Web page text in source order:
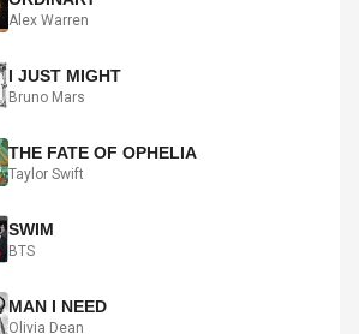
Alex Warren
I JUST MIGHT
Bruno Mars
THE FATE OF OPHELIA
Taylor Swift
SWIM
BTS
MAN I NEED
Olivia Dean